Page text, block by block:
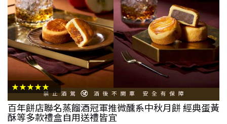
★★★★★
百年餅店聯名蒸餾酒冠軍推微醺系中秋月餅 經典蛋黃
酥等多款禮盒自用送禮皆宜